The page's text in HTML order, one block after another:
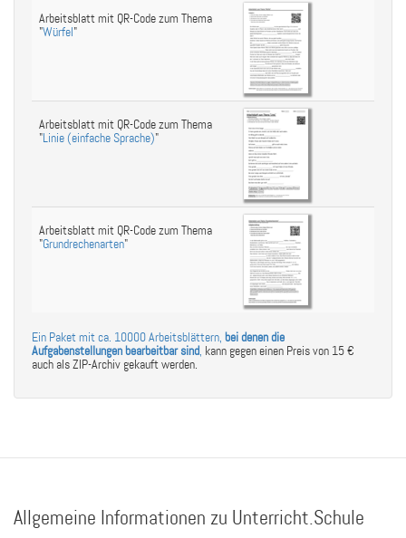
Arbeitsblatt mit QR-Code zum Thema
"Würfel"
Arbeitsblatt mit QR-Code zum Thema
"Linie (einfache Sprache)"
Arbeitsblatt mit QR-Code zum Thema
"Grundrechenarten"
Ein Paket mit ca. 10000 Arbeitsblättern, bei denen die
Aufgabenstellungen bearbeitbar sind, kann gegen einen Preis von 15 €
auch als ZIP-Archiv gekauft werden.
Allgemeine Informationen zu Unterricht.Schule